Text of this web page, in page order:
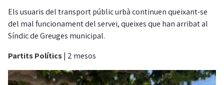
Els usuaris del transport públic urbà continuen queixant-se
del mal funcionament del servei, queixes que han arribat al
Síndic de Greuges municipal.
Partits Polítics| 2 mesos